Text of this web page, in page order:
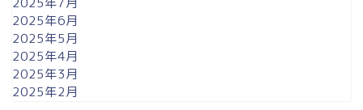
2025年6月
2025年5月
2025年4月
2025年3月
2025年2月